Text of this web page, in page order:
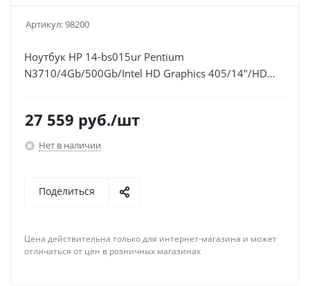
Артикул:98200
Ноутбук HP 14-bs015ur Pentium
N3710/4Gb/500Gb/Intel HD Graphics 405/14"/HD
27 559 руб./шт
Нет в наличии
Поделиться
Цена действительна только для интернет-магазина и может
отличаться от цен в розничных магазинах